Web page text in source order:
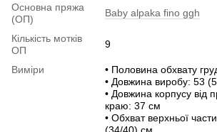
Основна пряжа
(ОП)
Baby alpaka fino ggh
Кількість мотків
ОП
9
Виміри
• Половина обхвату
• Довжина виробу: 53
• Довжина корпусу від
краю: 37 см
• Обхват верхньої
(34/40) см